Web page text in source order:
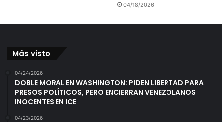
04/18/2026
Más visto
04/24/2026
DOBLE MORAL EN WASHINGTON: PIDEN LIBERTAD PARA
PRESOS POLÍTICOS, PERO ENCIERRAN VENEZOLANOS
INOCENTES EN ICE
04/23/2026